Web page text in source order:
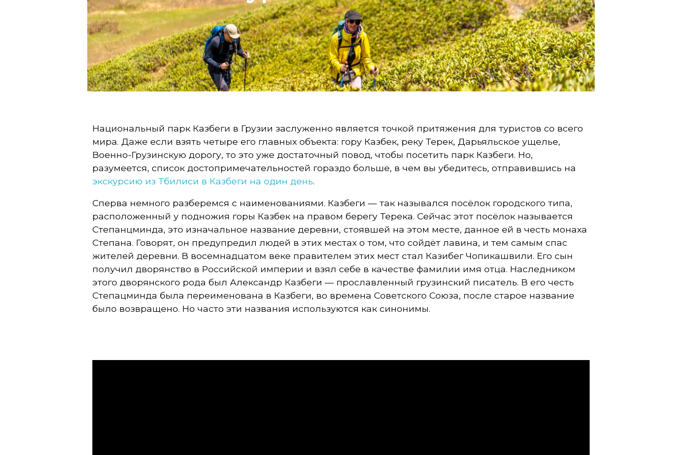
з
б
г
и
Национальный парк Казбеги в Грузии заслуженно является точкой притяжения для туристов со всего
мира. Даже если взять четыре его главных объекта: гору Казбек, реку Терек, Дарьяльское ущелье,
Военно-Грузинскую дорогу, то это уже достаточный повод, чтобы посетить парк Казбеги. Но,
разумеется, список достопримечательностей гораздо больше, в чем вы убедитесь, отправившись на
экскурсию из Тбилиси в Казбеги на один день.
Сперва немного разберемся с наименованиями. Казбеги — так назывался посёлок городского типа,
расположенный у подножия горы Казбек на правом берегу Терека. Сейчас этот посёлок называется
Степанцминда, это изначальное название деревни, стоявшей на этом месте, данное ей в честь монаха
Степана. Говорят, он предупредил людей в этих местах о том, что сойдёт лавина, и тем самым спас
жителей деревни. В восемнадцатом веке правителем этих мест стал Казибег Чопикашвили. Его сын
получил дворянство в Российской империи и взял себе в качестве фамилии имя отца. Наследником
этого дворянского рода был Александр Казбеги — прославленный грузинский писатель. В его честь
Степацминда была переименована в Казбеги, во времена Советского Союза, после старое название
было возвращено. Но часто эти названия используются как синонимы.